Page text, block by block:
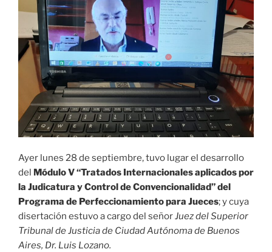
Ayer lunes 28 de septiembre, tuvo lugar el desarrollo
del Módulo V “Tratados Internacionales aplicados por
la Judicatura y Control de Convencionalidad”del
Programa de Perfeccionamiento para Jueces; y cuya
disertación estuvo a cargo del señorJuez del Superior
Tribunal de Justicia de Ciudad Autónoma de Buenos
Aires, Dr. Luis Lozano.